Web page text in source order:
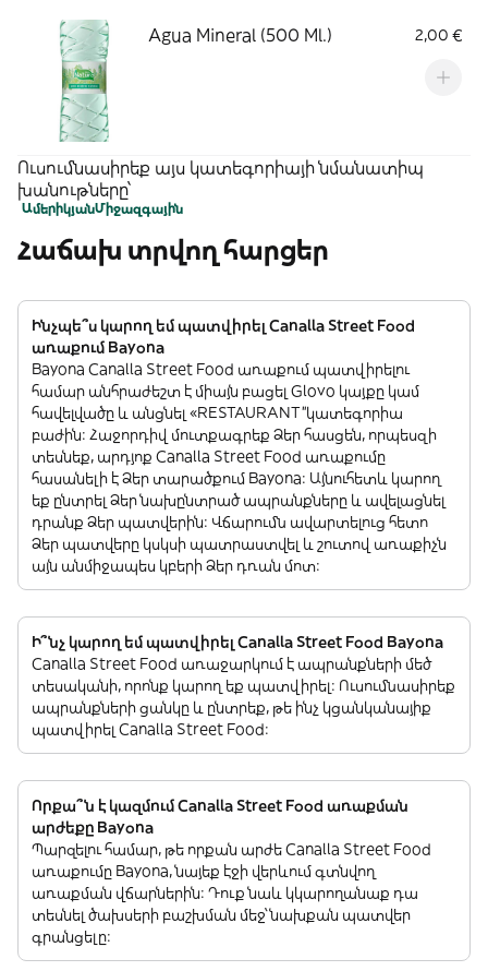
Agua Mineral (500 Ml.) 2,00 €
Ուսումնասիրեք այս կատեգորիայի նմանատիպ
խանութները՝
ԱմերիկյանՄիջազգային
Հաճախ տրվող հարցեր
Ինչպե՞ս կարող եմ պատվիրել Canalla Street Food
առաքում Bayona
Bayona Canalla Street Food առաքում պատվիրելու
համար անհրաժեշտ է միայն բացել Glovo կայքը կամ
հավելվածը և անցնել «RESTAURANT”կատեգորիա
բաժին: Հաջորդիվ մուտքագրեք Ձեր հասցեն, որպեսզի
տեսնեք, արդյոք Canalla Street Food առաքումը
հասանելի է Ձեր տարածքում Bayona: Այնուհետև կարող
եք ընտրել Ձեր նախընտրած ապրանքները և ավելացնել
դրանք Ձեր պատվերին: Վճարումն ավարտելուց հետո
Ձեր պատվերը կսկսի պատրաստվել և շուտով առաքիչն
այն անմիջապես կբերի Ձեր դռան մոտ:
Ի՞նչ կարող եմ պատվիրել Canalla Street Food Bayona
Canalla Street Food առաջարկում է ապրանքների մեծ
տեսականի, որոնք կարող եք պատվիրել: Ուսումնասիրեք
ապրանքների ցանկը և ընտրեք, թե ինչ կցանկանայիք
պատվիրել Canalla Street Food:
Որքա՞ն է կազմում Canalla Street Food առաքման
արժեքը Bayona
Պարզելու համար, թե որքան արժե Canalla Street Food
առաքումը Bayona, նայեք էջի վերևում գտնվող
առաքման վճարներին: Դուք նաև կկարողանաք դա
տեսնել ծախսերի բաշխման մեջ՝ նախքան պատվեր
գրանցելը: